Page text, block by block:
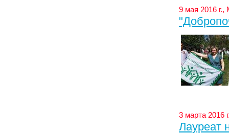
9 мая 2016 г.,
3 марта 2016
Лауреат